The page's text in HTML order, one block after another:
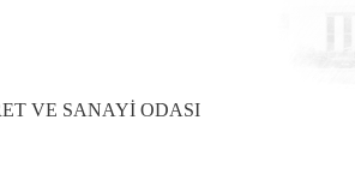
VE SANAYİ ODASI